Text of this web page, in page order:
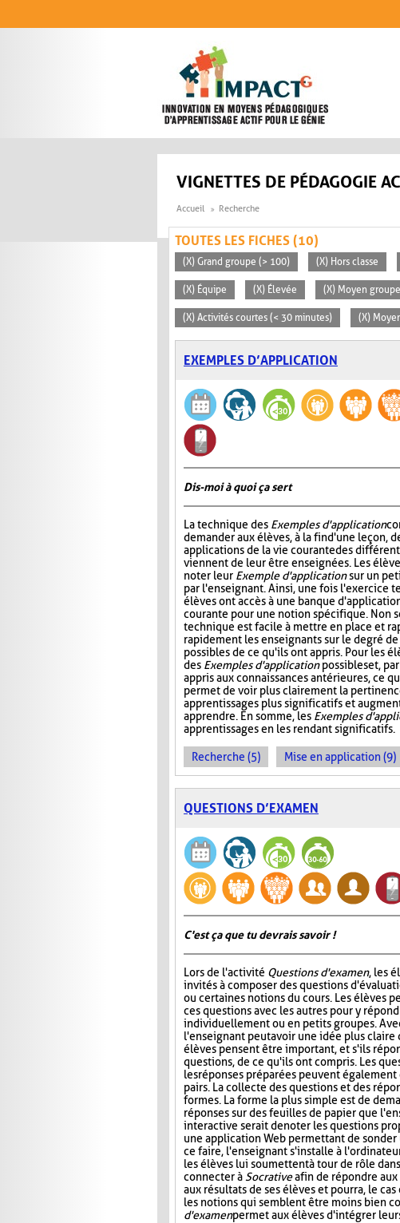
VIGNETTES DE PÉDAGOGIE
Accueil Recherche
TOUTES LES FICHES (10)
(X) Grand groupe (> 100) (X) Hors classe
(X) Équipe (X) Élevée (X) Moyen
(X) Activités courtes (< 30 minutes) (X)
EXEMPLES D’APPLICATION
Dis-moi à quoi ça sert
La technique des Exemples d'application
demander aux élèves, à la fin d'une leçon,
applications de la vie courante des
viennent de leur être enseignées. Les
noter leur Exemple d'applicationsur un
par l'enseignant. Ainsi, une fois l'exercice
élèves ont accès à une banque
courante pour une notion spécifique. Non
technique est facile à mettre en place et
rapidement les enseignants sur le degré
possibles de ce qu'ils ont appris. Pour les
des Exemples d'applicationpossibles et,
appris aux connaissances antérieures, ce
permet de voir plus clairement la
apprentissages plus significatifs et
apprendre. En somme, les Exemples
apprentissages en les rendant significatifs.
Recherche (5) Mise en application (9)
QUESTIONS D’EXAMEN
C'est ça que tu devrais savoir !
Lors de l'activité Questions d'examen, les
invités à composer des questions
ou certaines notions du cours. Les élèves
ces questions avec les autres pour y
individuellement ou en petits groupes.
l'enseignant peut avoir une idée plus claire
élèves pensent être important, et s'ils
questions, de ce qu'ils ont compris. Les
les réponses préparées peuvent
pairs. La collecte des questions et des
formes. La forme la plus simple est de
réponses sur des feuilles de papier que
interactive serait de noter les questions
une application Web permettant de
ce faire, l'enseignant s'installe à
les élèves lui soumettent à tour de rôle
connecter àSocrativeafin de répondre aux
aux résultats de ses élèves et pourra, le
les notions qui semblent être moins bien
d'examenpermet aux élèves d'intégrer